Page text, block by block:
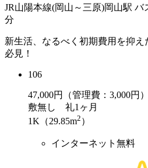
JR山陽本線(岡山～三原)岡山駅
分
新生活、なるべく初期費用を抑え
必見！
106
47,000円（管理費：3,000円）
敷無し 礼1ヶ月
1K（29.85m2 ）
インターネット無料